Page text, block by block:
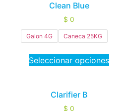
Clean Blue
$ 0
Galon 4G Caneca 25KG
Seleccionar opciones
Clarifier B
$ 0